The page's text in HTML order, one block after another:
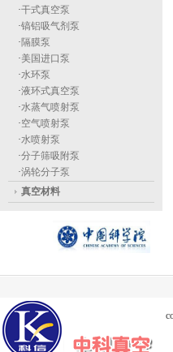
·干式真空泵
·镐铝吸气剂泵
· 隔膜泵
·美国进口泵
·水环泵
·液环式真空泵
·水蒸气喷射泵
·空气喷射泵
·水喷射泵
·分子筛吸附泵
·涡轮分子泵
真空材料